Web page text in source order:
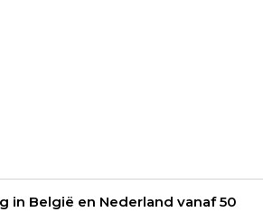
in België en Nederland vanaf 50